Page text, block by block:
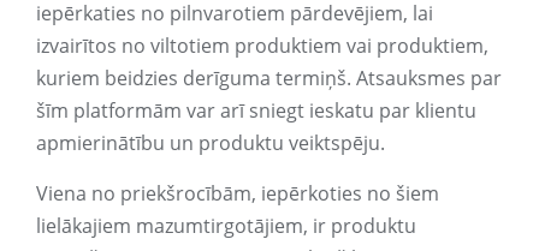
iepērkaties no pilnvarotiem pārdevējiem, lai
izvairītos no viltotiem produktiem vai produktiem,
kuriem beidzies derīguma termiņš. Atsauksmes par
šīm platformām var arī sniegt ieskatu par klientu
apmierinātību un produktu veiktspēju.
Viena no priekšrocībām, iepērkoties no šiem
lielākajiem mazumtirgotājiem, ir produktu